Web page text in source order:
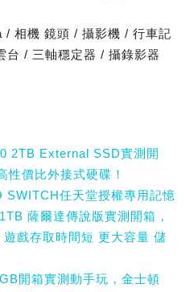
相機 鏡頭 / 攝影機 / 行車記
台 / 三軸穩定器 / 攝錄影器
2TB External SSD實測開
性價比外接式硬碟！
任天堂授權專用記憶
薩爾達傳說版實測開箱，
戲存取時間短 更大容量 儲
開箱實測動手玩，金士頓